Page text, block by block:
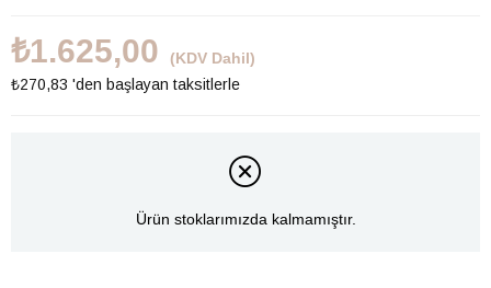
₺1.625,00
(KDV Dahil)
₺270,83 'den başlayan taksitlerle
Ürün stoklarımızda kalmamıştır.